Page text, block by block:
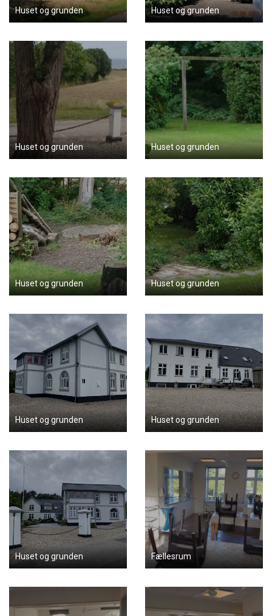
Huset og grunden Huset og grunden
Huset og grunden Huset og grunden
Huset og grunden Huset og grunden
Huset og grunden Huset og grunden
Huset og grunden Fællesrum